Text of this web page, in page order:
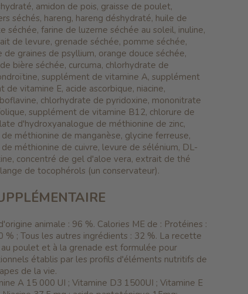
amidon de pois, graisse de poulet,
séchés, hareng, hareng déshydraté, huile de
séchée, farine de luzerne séchée au soleil, inuline,
de levure, grenade séchée, pomme séchée,
de graines de psyllium, orange douce séchée,
bière séchée, curcuma, chlorhydrate de
supplément de vitamine A, supplément
vitamine E, acide ascorbique, niacine,
chlorhydrate de pyridoxine, mononitrate
supplément de vitamine B12, chlorure de
d'hydroxyanalogue de méthionine de zinc,
méthionine de manganèse, glycine ferreuse,
méthionine de cuivre, levure de sélénium, DL-
concentré de gel d'aloe vera, extrait de thé
de tocophérols (un conservateur).
animale : 96 %. Calories ME de : Protéines :
% ; Tous les autres ingrédients : 32 %. La recette
poulet et à la grenade est formulée pour
établis par les profils d'éléments nutritifs de
de la vie.
A 15 000 UI ; Vitamine D3 1500UI ; Vitamine E